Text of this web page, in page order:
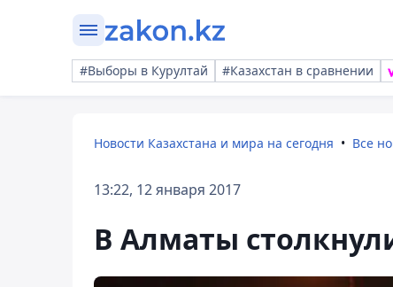
#Выборы в Курултай #Казахстан в сравнении
Новости Казахстана и мира на сегодня Все
13:22, 12 января 2017
В Алматы